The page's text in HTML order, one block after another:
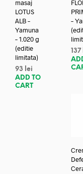
masaj
LOTUS
ALB –
Yamuna
– 1.020 g
(editie
limitata)
93
lei
ADD TO
CART
–
137